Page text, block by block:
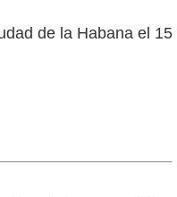
de la Habana el 15